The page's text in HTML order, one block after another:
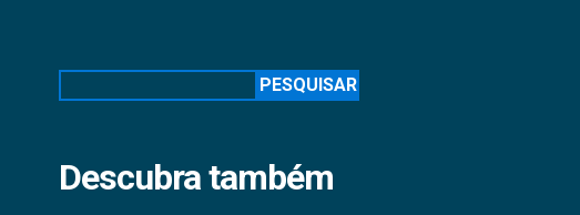
PESQUISAR
Descubra também